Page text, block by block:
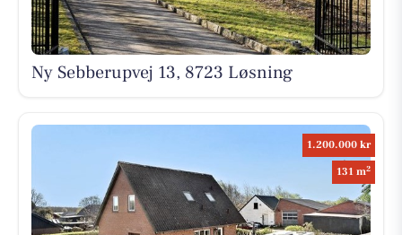
Ny Sebberupvej 13, 8723 Løsning
1.200.000 kr
131 m2